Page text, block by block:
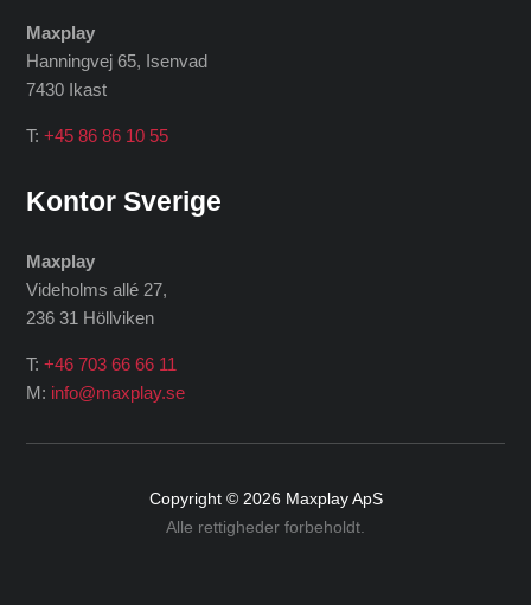
Maxplay
Hanningvej 65, Isenvad
7430 Ikast
T:+45 86 86 10 55
Kontor Sverige
Maxplay
Videholms allé 27,
236 31 Höllviken
T:+46 703 66 66 11
M: info@maxplay.se
Copyright © 2026 Maxplay ApS
Alle rettigheder forbeholdt.